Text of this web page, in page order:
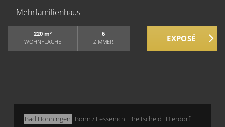
Mehrfamilienhaus
220 m²
WOHNFLÄCHE
6
ZIMMER
Bad Hönningen Bonn / Lessenich Breitscheid Dierdorf